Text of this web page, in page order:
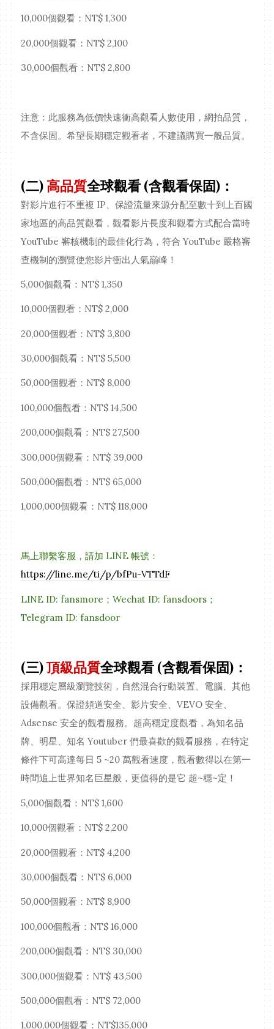
10,000個觀看：NT$ 1,300
20,000個觀看：NT$ 2,100
30,000個觀看：NT$ 2,800
注意：此服務為低價快速衝高觀看人數使用，網拍品質，
不含保固。希望長期穩定觀看者，不建議購買一般品質。
(二) 高品質全球觀看 (含觀看保固)：
對影片進行不重複 IP、保證流量來源分配至數十到上百國
家地區的高品質觀看，觀看影片長度和觀看方式配合當時
YouTube 審核機制的最佳化行為，符合 YouTube 嚴格審
查機制的瀏覽使您影片衝出人氣巔峰！
5,000個觀看：NT$ 1,350
10,000個觀看：NT$ 2,000
20,000個觀看：NT$ 3,800
30,000個觀看：NT$ 5,500
50,000個觀看：NT$ 8,000
100,000個觀看：NT$ 14,500
200,000個觀看：NT$ 27,500
300,000個觀看：NT$ 39,000
500,000個觀看：NT$ 65,000
1,000,000個觀看：NT$ 118,000
馬上聯繫客服，請加 LINE 帳號：
https://line.me/ti/p/bfPu-VTTdF
LINE ID: fansmore；Wechat ID: fansdoors；
Telegram ID: fansdoor
(三)頂級品質全球觀看 (含觀看保固)：
採用穩定層級瀏覽技術，自然混合行動裝置、電腦、其他
設備觀看。保證頻道安全、影片安全、VEVO 安全、
Adsense 安全的觀看服務。超高穩定度觀看，為知名品
牌、明星、知名 Youtuber 們最喜歡的觀看服務，在特定
條件下可高達每日 5 ~20 萬觀看速度，觀看數得以在第一
時間追上世界知名巨星般，更值得的是它 超~穩~定！
5,000個觀看：NT$ 1,600
10,000個觀看：NT$ 2,200
20,000個觀看：NT$ 4,200
30,000個觀看：NT$ 6,000
50,000個觀看：NT$ 8,900
100,000個觀看：NT$ 16,000
200,000個觀看：NT$ 30,000
300,000個觀看：NT$ 43,500
500,000個觀看：NT$ 72,000
1,000,000個觀看：NT$135,000